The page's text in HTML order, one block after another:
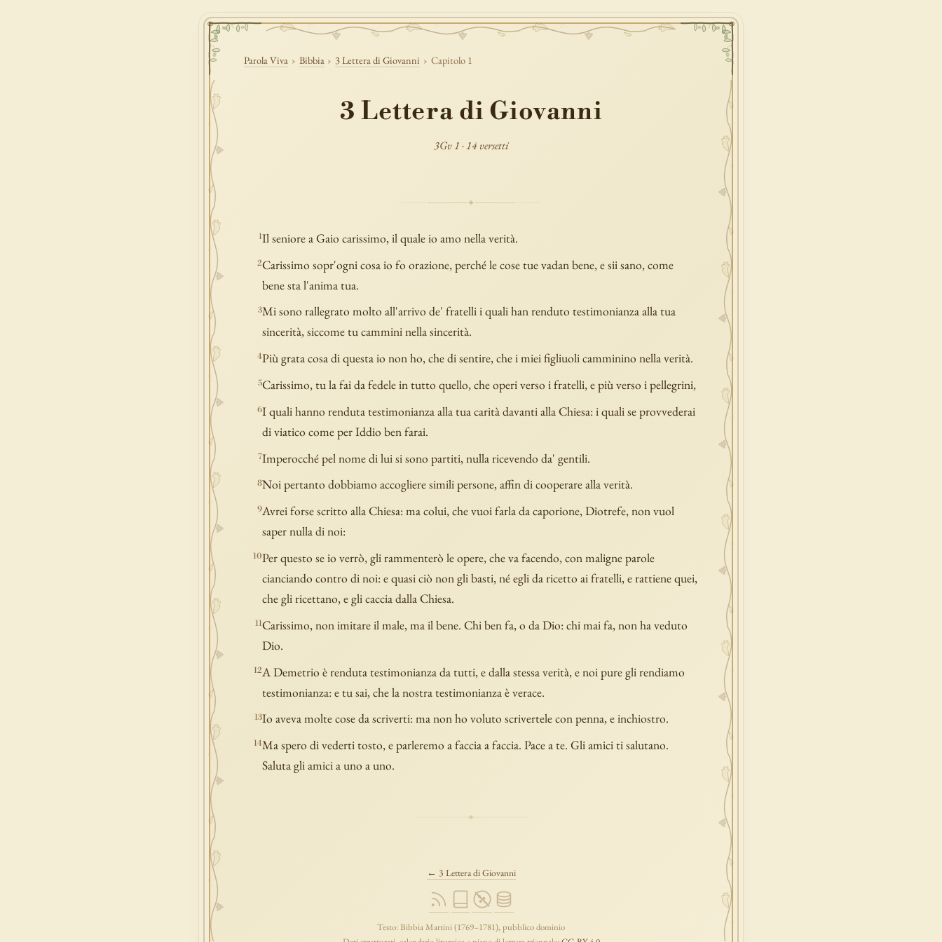
Parola Viva › Bibbia › 3 Lettera di Giovanni › Capitolo 1
3 Lettera di Giovanni
3Gv 1 · 14 versetti
1Il seniore a Gaio carissimo, il quale io amo nella verità.
2Carissimo sopr'ogni cosa io fo orazione, perché le cose tue vadan bene, e sii sano, come
bene sta l'anima tua.
3Mi sono rallegrato molto all'arrivo de' fratelli i quali han renduto testimonianza alla tua
sincerità, siccome tu cammini nella sincerità.
4Più grata cosa di questa io non ho, che di sentire, che i miei figliuoli camminino nella verità.
5Carissimo, tu la fai da fedele in tutto quello, che operi verso i fratelli, e più verso i pellegrini,
6I quali hanno renduta testimonianza alla tua carità davanti alla Chiesa: i quali se provvederai
di viatico come per Iddio ben farai.
7Imperocché pel nome di lui si sono partiti, nulla ricevendo da' gentili.
8Noi pertanto dobbiamo accogliere simili persone, affin di cooperare alla verità.
9Avrei forse scritto alla Chiesa: ma colui, che vuoi farla da caporione, Diotrefe, non vuol
saper nulla di noi:
10Per questo se io verrò, gli rammenterò le opere, che va facendo, con maligne parole
cianciando contro di noi: e quasi ciò non gli basti, né egli da ricetto ai fratelli, e rattiene quei,
che gli ricettano, e gli caccia dalla Chiesa.
11Carissimo, non imitare il male, ma il bene. Chi ben fa, o da Dio: chi mai fa, non ha veduto
Dio.
12A Demetrio è renduta testimonianza da tutti, e dalla stessa verità, e noi pure gli rendiamo
testimonianza: e tu sai, che la nostra testimonianza è verace.
13Io aveva molte cose da scriverti: ma non ho voluto scrivertele con penna, e inchiostro.
14Ma spero di vederti tosto, e parleremo a faccia a faccia. Pace a te. Gli amici ti salutano.
Saluta gli amici a uno a uno.
← 3 Lettera di Giovanni
Testo: Bibbia Martini (1769–1781), pubblico dominio